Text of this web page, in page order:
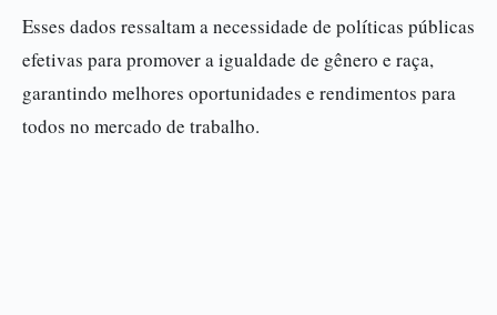
Esses dados ressaltam a necessidade de políticas públicas
efetivas para promover a igualdade de gênero e raça,
garantindo melhores oportunidades e rendimentos para
todos no mercado de trabalho.